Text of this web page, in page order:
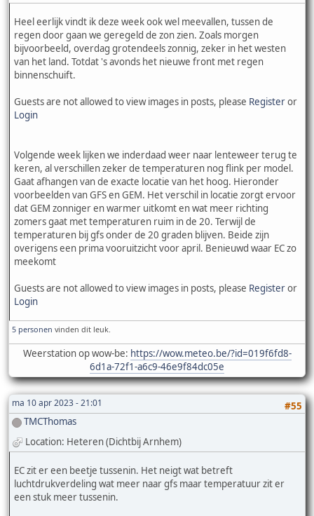
Heel eerlijk vindt ik deze week ook wel meevallen, tussen de
regen door gaan we geregeld de zon zien. Zoals morgen
bijvoorbeeld, overdag grotendeels zonnig, zeker in het westen
van het land. Totdat 's avonds het nieuwe front met regen
binnenschuift.
Guests are not allowed to view images in posts, please Registeror
Login
Volgende week lijken we inderdaad weer naar lenteweer terug te
keren, al verschillen zeker de temperaturen nog flink per model.
Gaat afhangen van de exacte locatie van het hoog. Hieronder
voorbeelden van GFS en GEM. Het verschil in locatie zorgt ervoor
dat GEM zonniger en warmer uitkomt en wat meer richting
zomers gaat met temperaturen ruim in de 20. Terwijl de
temperaturen bij gfs onder de 20 graden blijven. Beide zijn
overigens een prima vooruitzicht voor april. Benieuwd waar EC zo
meekomt
Guests are not allowed to view images in posts, please Registeror
Login
5 personen vinden dit leuk.
Weerstation op wow-be: https://wow.meteo.be/?id=019f6fd8-
6d1a-72f1-a6c9-46e9f84dc05e
ma 10 apr 2023 - 21:01
#55
TMCThomas
Location: Heteren (Dichtbij Arnhem)
EC zit er een beetje tussenin. Het neigt wat betreft
luchtdrukverdeling wat meer naar gfs maar temperatuur zit er
een stuk meer tussenin.